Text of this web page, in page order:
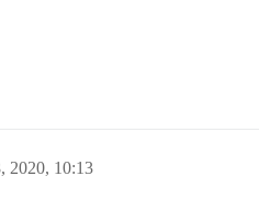
job_logger.rb:33:in
processor.rb:162:in
processor.rb:78:in
2020, 10:13